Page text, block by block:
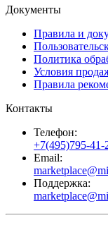
Документы
Правила и
Политика
Условия
Правила
Контакты
Телефон:
+7(495)795-41-
Email:
Поддержка: